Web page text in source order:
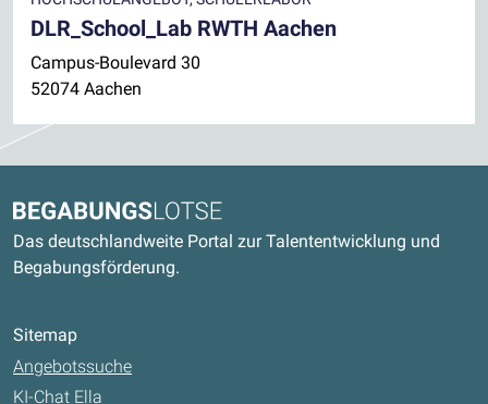
DLR_School_Lab RWTH Aachen
Campus-Boulevard 30
52074 Aachen
Begabungslotse
Das deutschlandweite Portal zur Talententwicklung und
Begabungsförderung.
Sitemap
Angebotssuche
KI-Chat Ella